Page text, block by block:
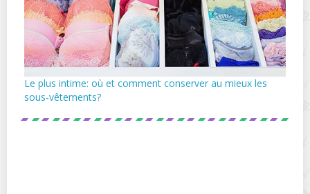
Le plus intime: où et comment conserver au mieux les
sous-vêtements?